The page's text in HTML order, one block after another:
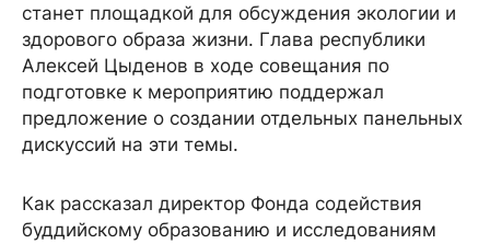
станет площадкой для обсуждения экологии и
здорового образа жизни. Глава республики
Алексей Цыденов в ходе совещания по
подготовке к мероприятию поддержал
предложение о создании отдельных панельных
дискуссий на эти темы.
Как рассказал директор Фонда содействия
буддийскому образованию и исследованиям